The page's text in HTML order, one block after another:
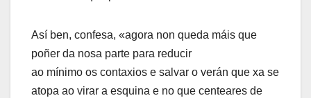
Así ben, confesa, «agora non queda máis que
poñer da nosa parte para reducir
ao mínimo os contaxios e salvar o verán que xa se
atopa ao virar a esquina e no que centeares de